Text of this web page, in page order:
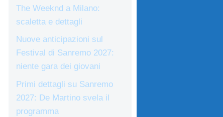
The Weeknd a Milano:
scaletta e dettagli
Nuove anticipazioni sul
Festival di Sanremo 2027:
niente gara dei giovani
Primi dettagli su Sanremo
2027: De Martino svela il
programma